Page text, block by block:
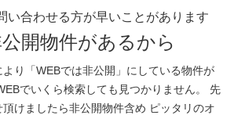
い合わせる方が早いことがあります
開物件があるから
り「WEBでは非公開」にしている物件が
でいくら検索しても見つかりません。 先
けましたら非公開物件含め ピッタリのオ